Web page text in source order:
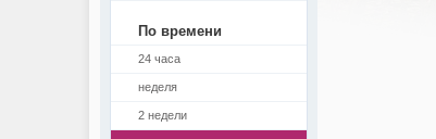
По времени
24 часа
неделя
2 недели